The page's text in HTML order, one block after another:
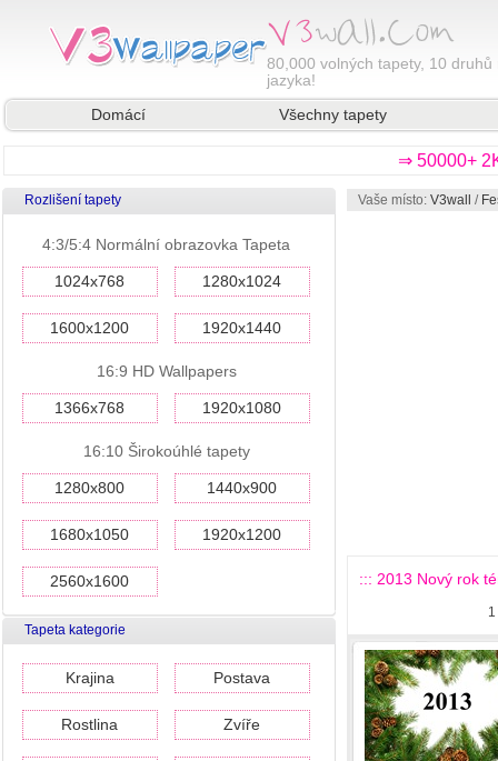
80,000 volných tapety, 10 druhů
jazyka!
Domácí
Všechny tapety
⇒ 50000+
Rozlišení tapety
4:3/5:4 Normální obrazovka Tapeta
1024x768 1280x1024
1600x1200 1920x1440
16:9 HD Wallpapers
1366x768 1920x1080
16:10 Širokoúhlé tapety
1280x800 1440x900
1680x1050 1920x1200
2560x1600
Tapeta kategorie
Krajina Postava
Rostlina Zvíře
Vaše místo: V3wall /
::: 2013 Nový rok
1